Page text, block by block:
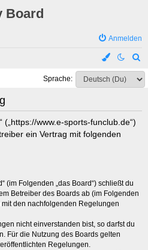
Board
Anmelden
u
c
Sprache:
(„https://www.e-sports-funclub.de“)
ein Vertrag mit folgenden
(im Folgenden „das Board“) schließt du
Betreiber des Boards ab (im Folgenden
mit den nachfolgenden Regelungen
nicht einverstanden bist, so darfst du
Für die Nutzung des Boards gelten
Regelungen.